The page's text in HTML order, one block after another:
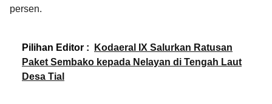
persen.
Pilihan Editor :
Kodaeral IX Salurkan Ratusan
Paket Sembako kepada Nelayan di Tengah Laut
Desa Tial